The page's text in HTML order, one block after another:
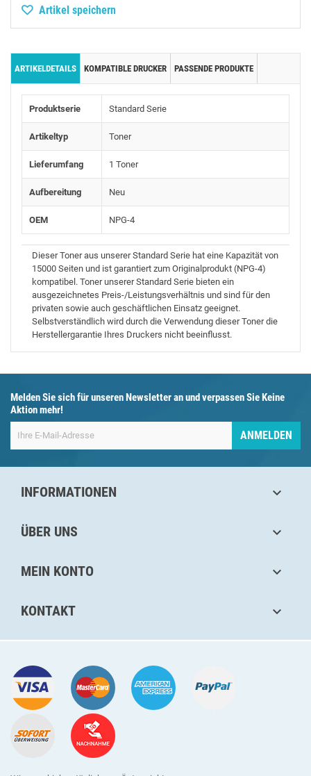
Artikel speichern
ARTIKELDETAILS KOMPATIBLE DRUCKER PASSENDE PRODUKTE
Produktserie Standard Serie
Artikeltyp Toner
Lieferumfang 1 Toner
Aufbereitung Neu
OEM NPG-4
Dieser Toner aus unserer Standard Serie hat eine Kapazität von
15000 Seiten und ist garantiert zum Originalprodukt (NPG-4)
kompatibel. Toner unserer Standard Serie bieten ein
ausgezeichnetes Preis-/Leistungsverhältnis und sind für den
privaten sowie auch geschäftlichen Einsatz geeignet.
Selbstverständlich wird durch die Verwendung dieser Toner die
Herstellergarantie Ihres Druckers nicht beeinflusst.
Melden Sie sich für unseren Newsletter an und verpassen Sie Keine
Aktion mehr!
ANMELDEN
INFORMATIONEN 
ÜBER UNS 
MEIN KONTO 
KONTAKT 